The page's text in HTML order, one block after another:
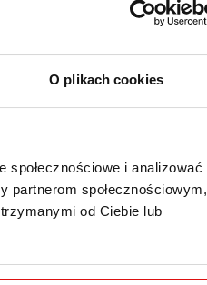
O plikach cookies
i analizować
partnerom społecznościowym,
od Ciebie lub